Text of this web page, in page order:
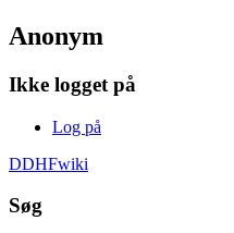
Anonym
Ikke logget på
Log på
DDHFwiki
Søg